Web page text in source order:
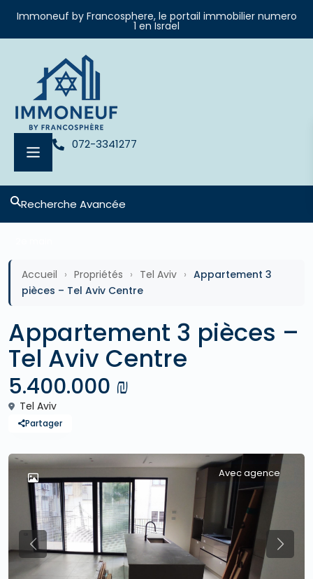
Immoneuf by Francosphere, le portail immobilier numero
1 en Israel
072-3341277
Recherche Avancée
Accueil › Propriétés › Tel Aviv › Appartement 3
pièces – Tel Aviv Centre
Appartement 3 pièces –
Tel Aviv Centre
5.400.000 ₪
Tel Aviv
Partager
Avec agence
Previous